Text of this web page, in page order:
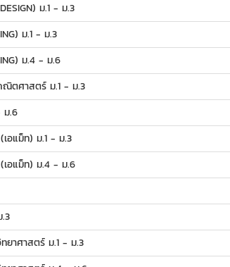
ม.1 - ม.3
ม.1 - ม.3
ม.4 - ม.6
ณิตศาสตร์ ม.1 - ม.3
ม.6
อแม็ท) ม.1 - ม.3
อแม็ท) ม.4 - ม.6
ยาศาสตร์ ม.1 - ม.3